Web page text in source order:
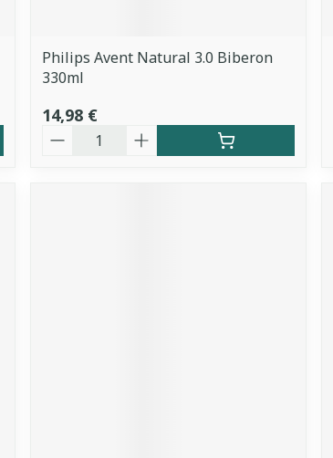
Philips Avent Natural 3.0 Biberon
330ml
14,98 €
Quantité